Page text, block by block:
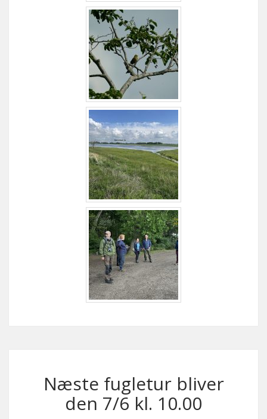
Næste fugletur bliver
den 7/6 kl. 10.00